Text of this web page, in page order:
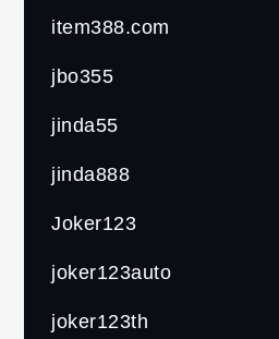
item388.com
jbo355
jinda55
jinda888
Joker123
joker123auto
joker123th